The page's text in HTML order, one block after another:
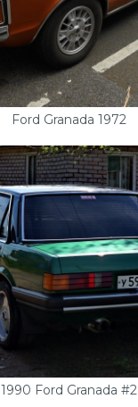
Ford Granada 1972
1990 Ford Granada #2